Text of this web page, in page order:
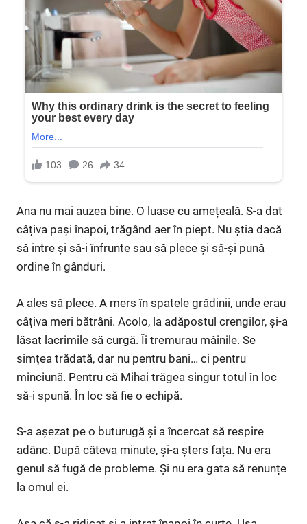
Ana nu mai auzea bine. O luase cu amețeală. S-a dat
câțiva pași înapoi, trăgând aer în piept. Nu știa dacă
să intre și să-i înfrunte sau să plece și să-și pună
ordine în gânduri.
A ales să plece. A mers în spatele grădinii, unde erau
câțiva meri bătrâni. Acolo, la adăpostul crengilor, și-a
lăsat lacrimile să curgă. Îi tremurau mâinile. Se
simțea trădată, dar nu pentru bani… ci pentru
minciună. Pentru că Mihai trăgea singur totul în loc
să-i spună. În loc să fie o echipă.
S-a așezat pe o buturugă și a încercat să respire
adânc. După câteva minute, și-a șters fața. Nu era
genul să fugă de probleme. Și nu era gata să renunțe
la omul ei.